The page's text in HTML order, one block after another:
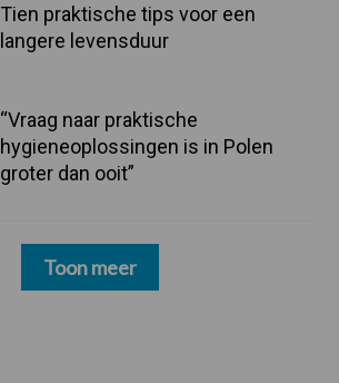
Tien praktische tips voor een
langere levensduur
“Vraag naar praktische
hygieneoplossingen is in Polen
groter dan ooit”
Toon meer